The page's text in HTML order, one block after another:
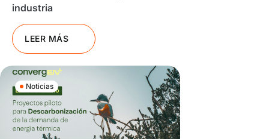
industria
LEER MÁS
Noticias